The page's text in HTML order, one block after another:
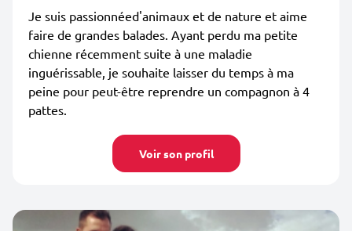
Je suis passionnéed'animaux et de nature et aime
faire de grandes balades. Ayant perdu ma petite
chienne récemment suite à une maladie
inguérissable, je souhaite laisser du temps à ma
peine pour peut-être reprendre un compagnon à 4
pattes.
Voir son profil